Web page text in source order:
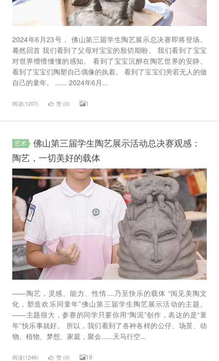
2024年6月23号， 佛山第三届学生陶艺展示总决赛即将登场。
蓦然回首 我们看到了父母对宝宝的殷切期盼。 我们看到了宝宝
对世界懵懵懂懂的感知。 看到了宝宝沉醉在陶艺世界的安静。
看到了宝宝们陶塑自己偶像的执着。 看到了宝宝们旁若无人的做
自己的童年。 ...... 2024年6月...
阅读(1207) 赞 (0) 1
艺术
佛山第三届学生陶艺展示活动总决赛观感：
陶艺，一切美好的载体
——陶艺，灵感、能力、性情....乃至快乐的载体 “阅见美陶文
化，塑造欢乐同童年”佛山第三届学生陶艺展示活动的主题。
——主题很大，参赛的同学只要你用“陶泥”创作，表达的是“童
年”快乐事就好。 所以，我们看到了各种各样的公仔、场景、动
物、植物、梦想、家庭，聚会......天马行空...
阅读(1246) 赞 (0) 19